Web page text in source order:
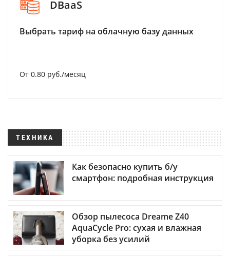
DBaaS
Выбрать тариф на облачную базу данных
От 0.80 руб./месяц
ТЕХНИКА
Как безопасно купить б/у
смартфон: подробная инструкция
Обзор пылесоса Dreame Z40
AquaCycle Pro: сухая и влажная
уборка без усилий